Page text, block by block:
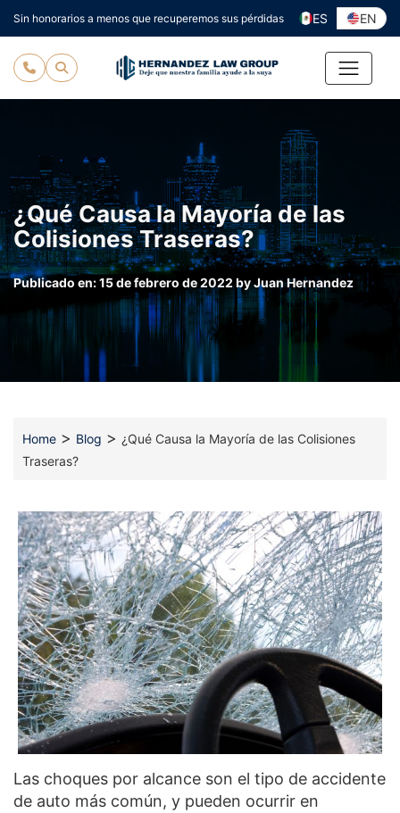
al
contenido
Sin honorarios a menos que recuperemos sus pérdidas ES EN
¿Qué Causa la Mayoría de las
Colisiones Traseras?
Publicado en:15 de febrero de 2022byJuan Hernandez
Home > Blog > ¿Qué Causa la Mayoría de las Colisiones
Traseras?
Las choques por alcance son el tipo de accidente
de auto más común, y pueden ocurrir en